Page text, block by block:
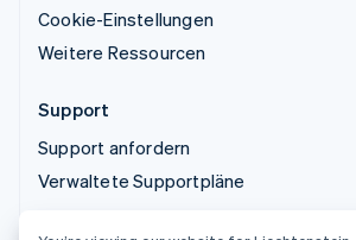
Cookie-Einstellungen
Weitere Ressourcen
Support
Support anfordern
Verwaltete Supportpläne